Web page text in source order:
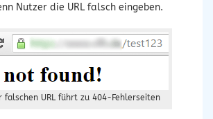
Nutzer die URL falsch eingeben.
falschen URL führt zu 404-Fehlerseiten